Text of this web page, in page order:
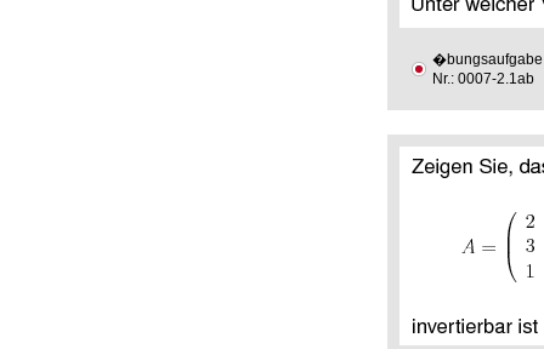
�bungsaufgabe
Nr.: 0007-2.1ab